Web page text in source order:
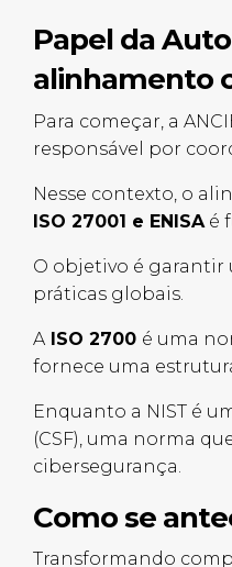
Papel da
alinhamento
Para começar, a
responsável por
Nesse contexto, o
ISO 27001 e ENISA é
O objetivo é garantir
práticas globais.
A ISO 2700 é uma
fornece uma
Enquanto a NIST é
(CSF), uma norma
cibersegurança.
Como se
Transformando